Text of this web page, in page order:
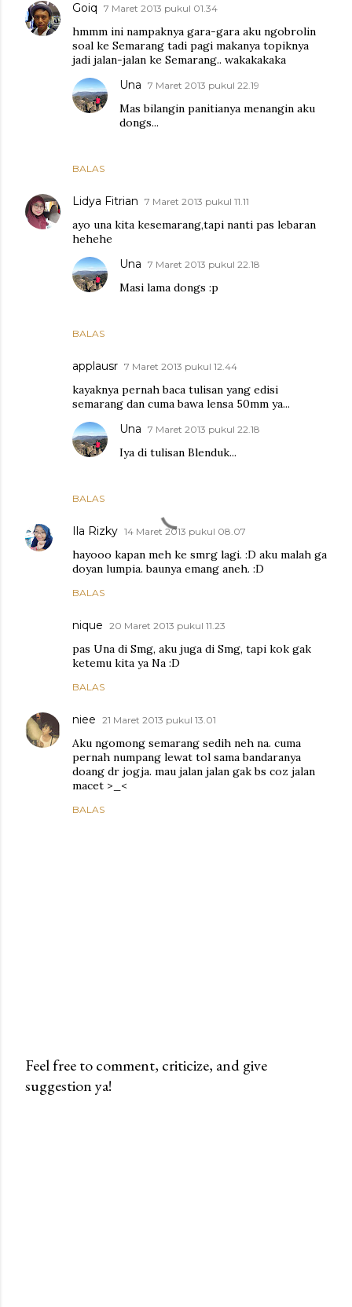
Goiq 7 Maret 2013 pukul 01.34
hmmm ini nampaknya gara-gara aku ngobrolin
soal ke Semarang tadi pagi makanya topiknya
jadi jalan-jalan ke Semarang.. wakakakaka
BALAS
Una 7 Maret 2013 pukul 22.19
Mas bilangin panitianya menangin aku
dongs...
Lidya Fitrian 7 Maret 2013 pukul 11.11
ayo una kita kesemarang,tapi nanti pas lebaran
hehehe
BALAS
Una 7 Maret 2013 pukul 22.18
Masi lama dongs :p
applausr 7 Maret 2013 pukul 12.44
kayaknya pernah baca tulisan yang edisi
semarang dan cuma bawa lensa 50mm ya...
BALAS
Una 7 Maret 2013 pukul 22.18
Iya di tulisan Blenduk...
Ila Rizky 14 Maret 2013 pukul 08.07
hayooo kapan meh ke smrg lagi. :D aku malah ga
doyan lumpia. baunya emang aneh. :D
BALAS
nique 20 Maret 2013 pukul 11.23
pas Una di Smg, aku juga di Smg, tapi kok gak
ketemu kita ya Na :D
BALAS
niee 21 Maret 2013 pukul 13.01
Aku ngomong semarang sedih neh na. cuma
pernah numpang lewat tol sama bandaranya
doang dr jogja. mau jalan jalan gak bs coz jalan
macet >_<
BALAS
P
Feel free to comment, criticize, and give
suggestion ya!